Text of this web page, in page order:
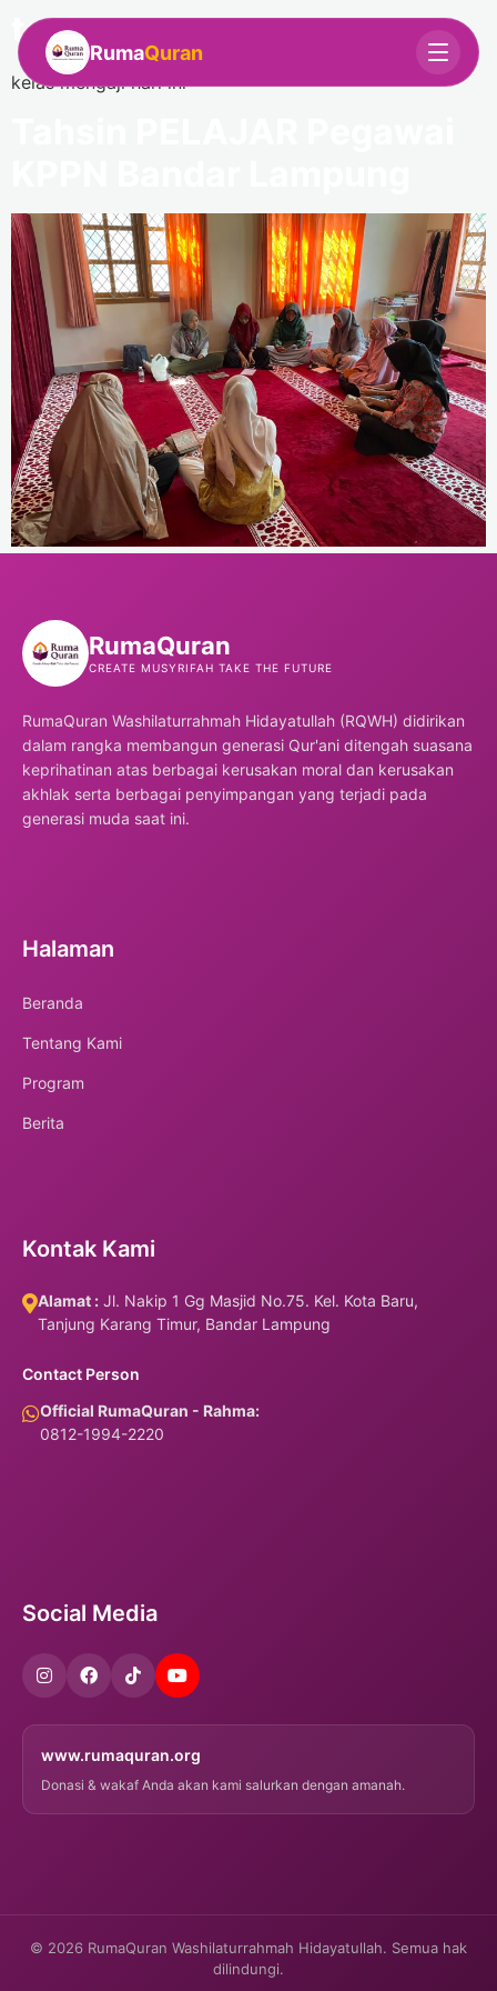
test
kelas mengaji hari ini
RumaQuran
CREATE MUSYRIFAH TAKE THE FUTURE
RumaQuran Washilaturrahmah Hidayatullah (RQWH) didirikan
dalam rangka membangun generasi Qur'ani ditengah suasana
keprihatinan atas berbagai kerusakan moral dan kerusakan
akhlak serta berbagai penyimpangan yang terjadi pada
generasi muda saat ini.
Halaman
Beranda
Tentang Kami
Program
Berita
Kontak Kami
Alamat : Jl. Nakip 1 Gg Masjid No.75. Kel. Kota Baru,
Tanjung Karang Timur, Bandar Lampung
Contact Person
Official RumaQuran - Rahma:
0812-1994-2220
Social Media
www.rumaquran.org
Donasi & wakaf Anda akan kami salurkan dengan amanah.
© 2026 RumaQuran Washilaturrahmah Hidayatullah. Semua hak
dilindungi.
RumaQuran